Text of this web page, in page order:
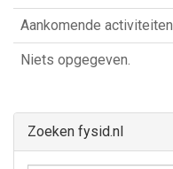
Aankomende activiteiten
Niets opgegeven.
Zoeken fysid.nl